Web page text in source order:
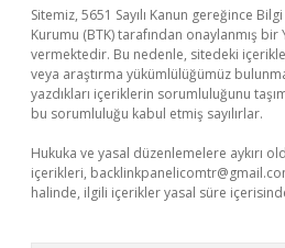
Sitemiz, 5651 Sayılı Kanun gereğince
Kurumu (BTK) tarafından onaylanmış bir
vermektedir. Bu nedenle, sitedeki
veya araştırma yükümlülüğümüz
yazdıkları içeriklerin sorumluluğunu
bu sorumluluğu kabul etmiş sayılırlar.
Hukuka ve yasal düzenlemelere aykırı
içerikleri,
halinde, ilgili içerikler yasal süre